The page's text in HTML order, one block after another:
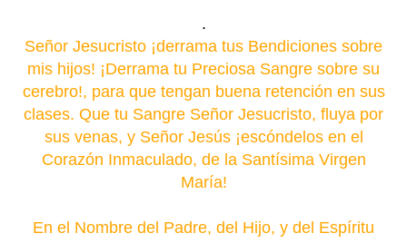
.
Señor Jesucristo ¡derrama tus Bendiciones sobre
mis hijos! ¡Derrama tu Preciosa Sangre sobre su
cerebro!, para que tengan buena retención en sus
clases. Que tu Sangre Señor Jesucristo, fluya por
sus venas, y Señor Jesús ¡escóndelos en el
Corazón Inmaculado, de la Santísima Virgen
María!
En el Nombre del Padre, del Hijo, y del Espíritu